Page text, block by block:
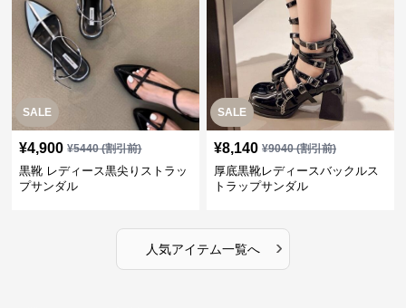
SALE
¥4,900 ¥5440(割引前)
黒靴 レディース黒尖りストラッ
プサンダル
SALE
¥8,140 ¥9040(割引前)
厚底黒靴レディースバックルス
トラップサンダル
人気アイテム一覧へ ›